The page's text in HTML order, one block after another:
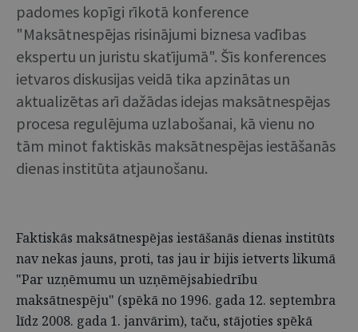
padomes kopīgi rīkotā konference
"Maksātnespējas risinājumi biznesa vadības
ekspertu un juristu skatījumā". Šīs konferences
ietvaros diskusijas veidā tika apzinātas un
aktualizētas arī dažādas idejas maksātnespējas
procesa regulējuma uzlabošanai, kā vienu no
tām minot faktiskās maksātnespējas iestāšanās
dienas institūta atjaunošanu.
Faktiskās maksātnespējas iestāšanās dienas institūts
nav nekas jauns, proti, tas jau ir bijis ietverts likumā
"Par uzņēmumu un uzņēmējsabiedrību
maksātnespēju" (spēkā no 1996. gada 12. septembra
līdz 2008. gada 1. janvārim), taču, stājoties spēkā